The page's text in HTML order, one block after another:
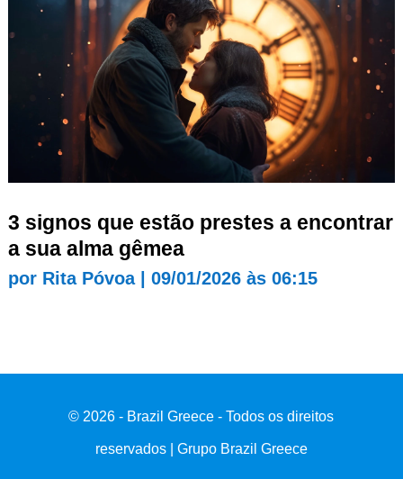
3 signos que estão prestes a encontrar
a sua alma gêmea
por Rita Póvoa| 09/01/2026 às 06:15
© 2026 - Brazil Greece - Todos os direitos
reservados | Grupo Brazil Greece